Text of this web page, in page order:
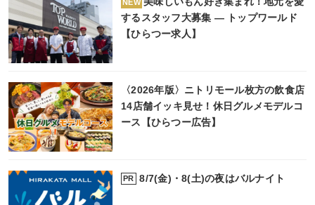
NEW
するスタッフ大募集 ― トップワールド
【ひらつー求人】
〈2026年版〉ニトリモール枚方の飲食店
14店舗イッキ見せ！休日グルメモデルコ
ース【ひらつー広告】
PR 8/7(金)・8(土)の夜はバルナイト